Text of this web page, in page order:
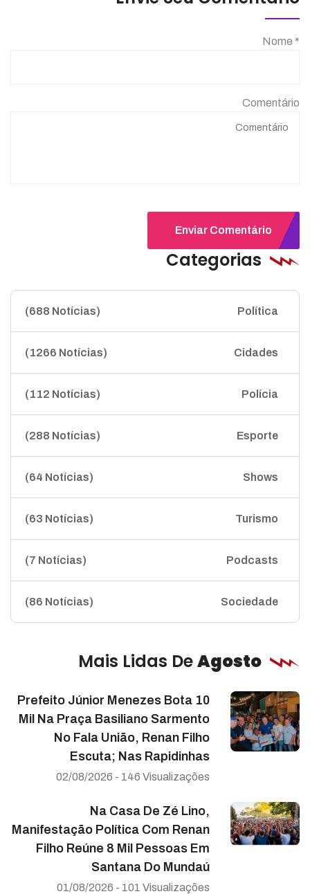
Nome *
Comentário
Enviar Comentário
Categorias
Política
(688 Notícias)
Cidades
(1266 Notícias)
Polícia
(112 Notícias)
Esporte
(288 Notícias)
Shows
(64 Notícias)
Turismo
(63 Notícias)
Podcasts
(7 Notícias)
Sociedade
(86 Notícias)
Mais Lidas DeAgosto
Prefeito Júnior Menezes Bota 10
Mil Na Praça Basiliano Sarmento
No Fala União, Renan Filho
Escuta; Nas Rapidinhas
02/08/2026 - 146 Visualizações
Na Casa De Zé Lino,
Manifestação Política Com Renan
Filho Reúne 8 Mil Pessoas Em
Santana Do Mundaú
01/08/2026 - 101 Visualizações